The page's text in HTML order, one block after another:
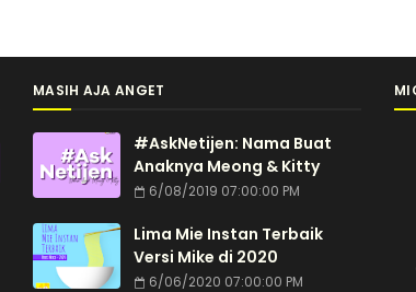
MASIH AJA ANGET
#AskNetijen: Nama Buat
Anaknya Meong & Kitty
6/08/2019 07:00:00 PM
Lima Mie Instan Terbaik
Versi Mike di 2020
6/06/2020 07:00:00 PM